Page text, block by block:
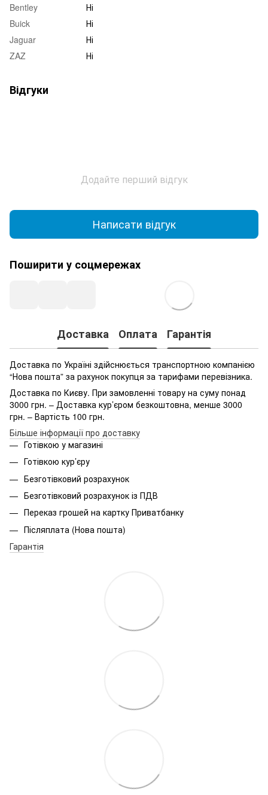
Bentley
Ні
Buick
Ні
Jaguar
Ні
ZAZ
Ні
Відгуки
Додайте перший відгук
Написати відгук
Поширити у соцмережах
Доставка Оплата Гарантія
Доставка по Україні здійснюється транспортною компанією
“Нова пошта” за рахунок покупця за тарифами перевізника.
Доставка по Києву. При замовленні товару на суму понад
3000 грн. – Доставка кур’єром безкоштовна, менше 3000
грн. – Вартість 100 грн.
Більше інформації про доставку
Готівкою у магазині
Готівкою кур’єру
Безготівковий розрахунок
Безготівковий розрахунок із ПДВ
Переказ грошей на картку Приватбанку
Післяплата (Нова пошта)
Гарантія